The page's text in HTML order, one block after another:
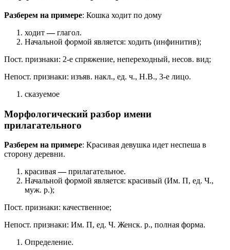
Разберем на примере: Кошка ходит по дому
ходит—глагол.
Начальной формой является: ходить (инфинитив);
Пост. признаки: 2-е спряжение, непереходный, несов. вид;
Непост. признаки: изъяв. накл., ед. ч., Н.В., 3-е лицо.
сказуемое
Морфологический разбор имени
прилагательного
Разберем на примере: Красивая девушка идет неспеша в
сторону деревни.
красивая—прилагательное.
Начальной формой является: красивый (Им. П, ед. Ч.,
муж. р.);
Пост. признаки: качественное;
Непост. признаки: Им. П, ед. Ч. Женск. р., полная форма.
Определение.